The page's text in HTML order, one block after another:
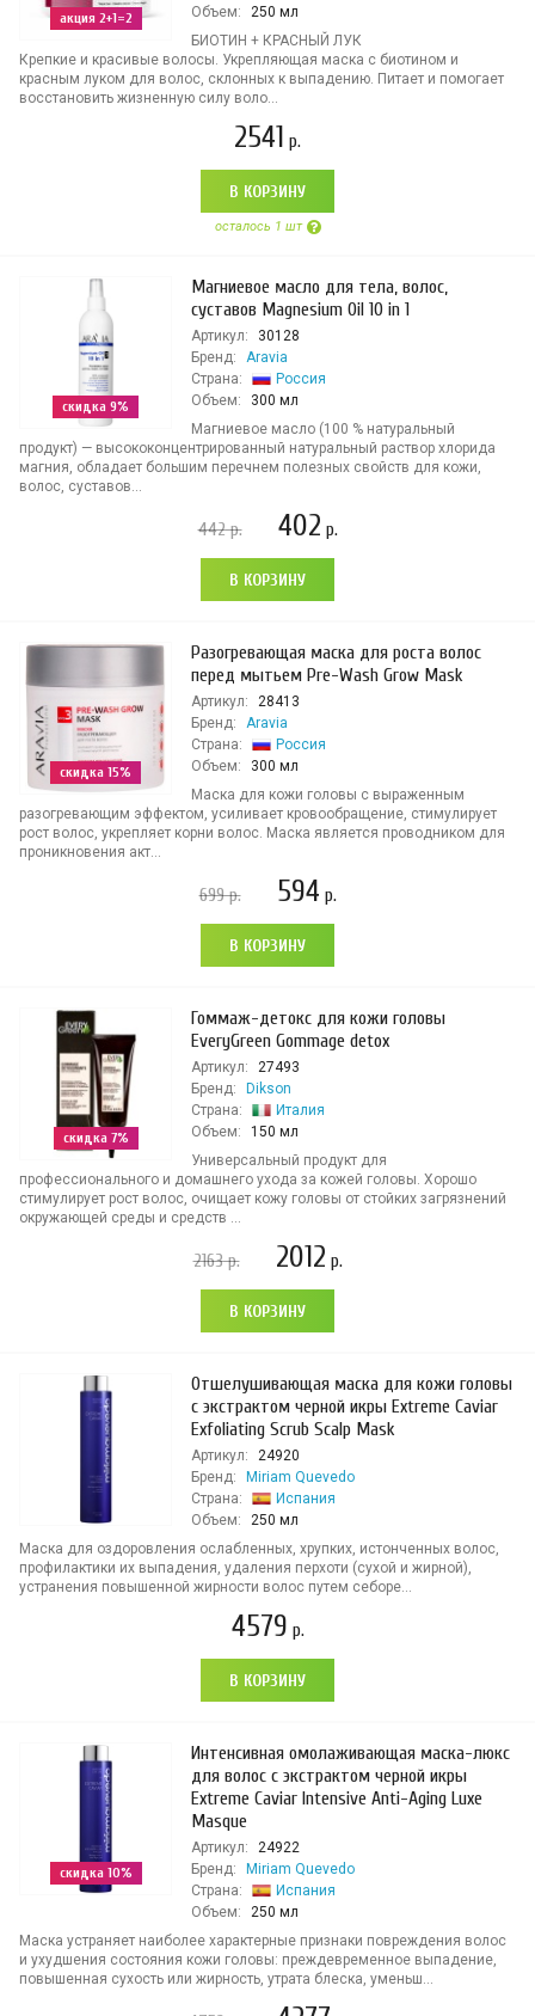
акция 2+1=2 Объем:
250 мл
БИОТИН + КРАСНЫЙ ЛУК
Крепкие и красивые волосы. Укрепляющая маска с биотином и
красным луком для волос, склонных к выпадению. Питает и помогает
восстановить жизненную силу воло...
2541 р.
В КОРЗИНУ
осталось 1 шт
скидка 9%
Магниевое масло для тела, волос,
суставов Magnesium Oil 10 in 1
Артикул:
30128
Бренд:
Aravia
Страна:
Россия
Объем:
300 мл
Магниевое масло (100 % натуральный
продукт) — высококонцентрированный натуральный раствор хлорида
магния, обладает большим перечнем полезных свойств для кожи,
волос, суставов...
442р. 402 р.
В КОРЗИНУ
скидка 15%
Разогревающая маска для роста волос
перед мытьем Pre-Wash Grow Mask
Артикул:
28413
Бренд:
Aravia
Страна:
Россия
Объем:
300 мл
Маска для кожи головы с выраженным
разогревающим эффектом, усиливает кровообращение, стимулирует
рост волос, укрепляет корни волос. Маска является проводником для
проникновения акт...
699р. 594 р.
В КОРЗИНУ
скидка 7%
Гоммаж-детокс для кожи головы
EveryGreen Gommage detox
Артикул:
27493
Бренд:
Dikson
Страна:
Италия
Объем:
150 мл
Универсальный продукт для
профессионального и домашнего ухода за кожей головы. Хорошо
стимулирует рост волос, очищает кожу головы от стойких загрязнений
окружающей среды и средств ...
2163р. 2012 р.
В КОРЗИНУ
Отшелушивающая маска для кожи головы
с экстрактом черной икры Extreme Caviar
Exfoliating Scrub Scalp Mask
Артикул:
24920
Бренд:
Miriam Quevedo
Страна:
Испания
Объем:
250 мл
Маска для оздоровления ослабленных, хрупких, истонченных волос,
профилактики их выпадения, удаления перхоти (сухой и жирной),
устранения повышенной жирности волос путем себоре...
4579 р.
В КОРЗИНУ
скидка 10%
Интенсивная омолаживающая маска-люкс
для волос с экстрактом черной икры
Extreme Caviar Intensive Anti-Aging Luxe
Masque
Артикул:
24922
Бренд:
Miriam Quevedo
Страна:
Испания
Объем:
250 мл
Маска устраняет наиболее характерные признаки повреждения волос
и ухудшения состояния кожи головы: преждевременное выпадение,
повышенная сухость или жирность, утрата блеска, уменьш...